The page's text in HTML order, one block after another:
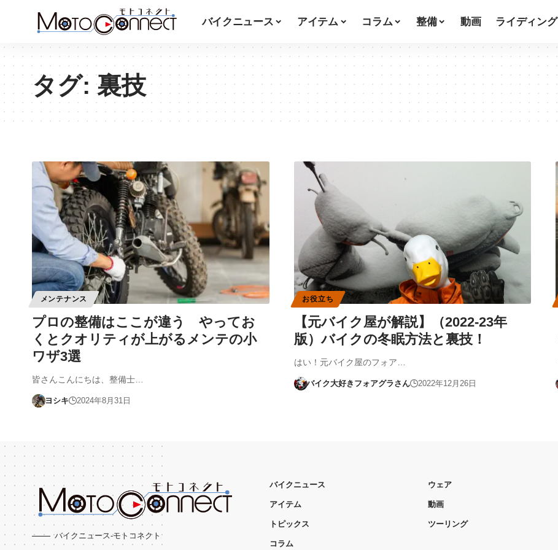
バイクニュース アイテム コラム 整備 動画 ライディング
タグ:裏技
メンテナンス
プロの整備はここが違う やってお
くとクオリティが上がるメンテの小
ワザ3選
皆さんこんにちは、整備士…
ヨシキ 2024年8月31日
お役立ち
【元バイク屋が解説】（2022-23年
版）バイクの冬眠方法と裏技！
はい！元バイク屋のフォア…
バイク大好きフォアグラさん 2022年12月26日
バイクニュース-モトコネクト
バイクニュース
アイテム
トピックス
コラム
ウェア
動画
ツーリング